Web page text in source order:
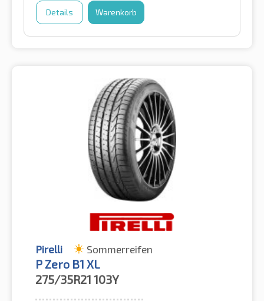
Details Warenkorb
Pirelli Sommerreifen
P Zero B1 XL
275/35R21 103Y